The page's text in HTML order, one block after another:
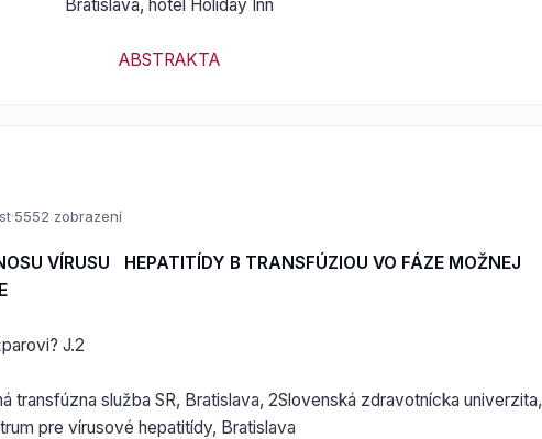
Bratislava, hotel Holiday Inn
ABSTRAKTA
·5552 zobrazení
VÍRUSU HEPATITÍDY B TRANSFÚZIOU VO FÁZE MOŽNEJ
J.2
transfúzna služba SR, Bratislava, 2Slovenská zdravotnícka univerzita,
pre vírusové hepatitídy, Bratislava